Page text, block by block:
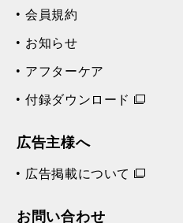
会員規約
お知らせ
アフターケア
付録ダウンロード
広告主様へ
広告掲載について
お問い合わせ